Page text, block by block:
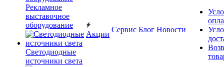
Рекламное
выставочное
оборудование
Светодиодные
источники света
Акции
Сервис Блог Новости